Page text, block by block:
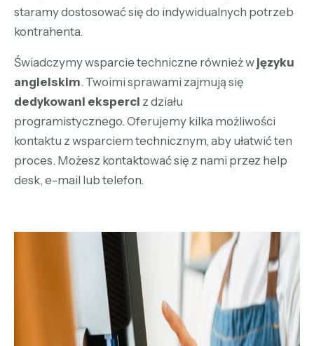
staramy dostosować się do indywidualnych potrzeb
kontrahenta.
Świadczymy wsparcie techniczne również w języku
angielskim. Twoimi sprawami zajmują się
dedykowani eksperci z działu
programistycznego. Oferujemy kilka możliwości
kontaktu z wsparciem technicznym, aby ułatwić ten
proces. Możesz kontaktować się z nami przez help
desk, e-mail lub telefon.